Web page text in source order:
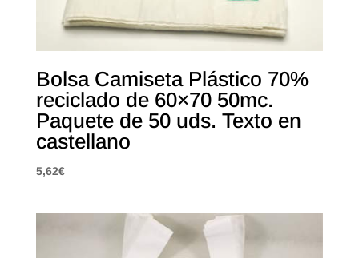
Bolsa Camiseta Plástico 70%
reciclado de 60×70 50mc.
Paquete de 50 uds. Texto en
castellano
5,62€